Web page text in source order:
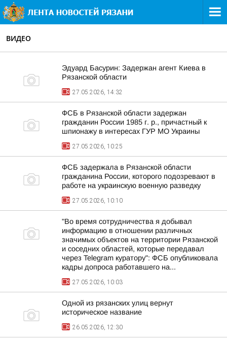
ВИДЕО
Эдуард Басурин: Задержан агент Киева в
Рязанской области
27.05.2026, 14:32
ФСБ в Рязанской области задержан
гражданин России 1985 г. р., причастный к
шпионажу в интересах ГУР МО Украины
27.05.2026, 10:25
ФСБ задержала в Рязанской области
гражданина России, которого подозревают в
работе на украинскую военную разведку
27.05.2026, 10:10
"Во время сотрудничества я добывал
информацию в отношении различных
значимых объектов на территории Рязанской
и соседних областей, которые передавал
через Telegram куратору": ФСБ опубликовала
кадры допроса работавшего на...
27.05.2026, 10:03
Одной из рязанских улиц вернут
историческое название
26.05.2026, 12:30